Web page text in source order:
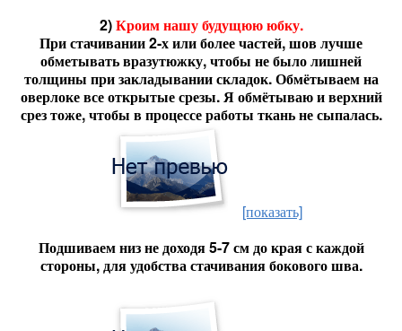
2)Кроим нашу будущюю юбку.
При стачивании 2-х или более частей, шов лучше
обметывать вразутюжку, чтобы не было лишней
толщины при закладывании складок. Обмётываем на
оверлоке все открытые срезы. Я обмётываю и верхний
срез тоже, чтобы в процессе работы ткань не сыпалась.
[показать]
Подшиваем низ не доходя 5-7 см до края с каждой
стороны, для удобства стачивания бокового шва.